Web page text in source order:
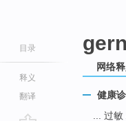
目录
释义
翻译
网络
健康
... 过